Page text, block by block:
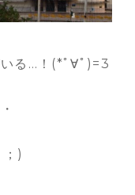
いる…！(*ﾟ∀ﾟ)=3
)